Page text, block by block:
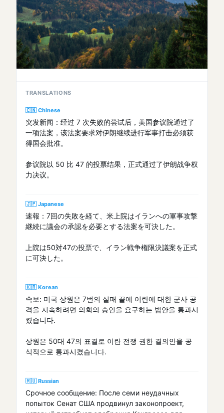
TRANSLATIONS
🇨🇳 Chinese
突发新闻：经过 7 次失败的尝试后，美国参议院通过了
一项法案，该法案要求对伊朗继续进行军事打击必须获
得国会批准。
参议院以 50 比 47 的投票结果，正式通过了伊朗战争权
力决议。
🇯🇵 Japanese
速報：7回の失敗を経て、米上院はイランへの軍事攻撃
継続に議会の承認を必要とする法案を可決した。
上院は50対47の投票で、イラン戦争権限決議案を正式
に可決した。
🇰🇷 Korean
속보: 미국 상원은 7번의 실패 끝에 이란에 대한 군사 공
격을 지속하려면 의회의 승인을 요구하는 법안을 통과시
켰습니다.
상원은 50대 47의 표결로 이란 전쟁 권한 결의안을 공
식적으로 통과시켰습니다.
🇷🇺 Russian
Срочное сообщение: После семи неудачных
попыток Сенат США продвинул законопроект,